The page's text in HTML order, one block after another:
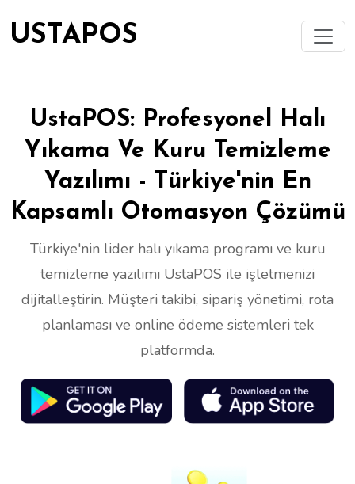
USTAPOS
UstaPOS: Profesyonel Halı
Yıkama Ve Kuru Temizleme
Yazılımı - Türkiye'nin En
Kapsamlı Otomasyon Çözümü
Türkiye'nin lider halı yıkama programı ve kuru
temizleme yazılımı UstaPOS ile işletmenizi
dijitalleştirin. Müşteri takibi, sipariş yönetimi, rota
planlaması ve online ödeme sistemleri tek
platformda.